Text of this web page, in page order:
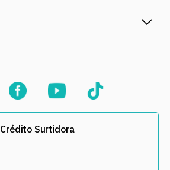
Crédito Surtidora